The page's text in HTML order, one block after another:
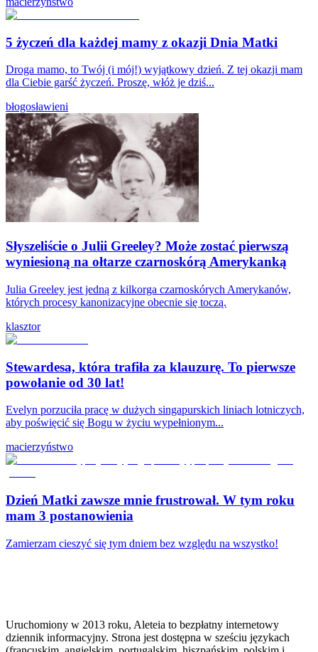
5 życzeń dla każdej mamy z okazji Dnia Matki
Droga mamo, to Twój (i mój!) wyjątkowy dzień. Z tej okazji mam
dla Ciebie garść życzeń. Proszę, włóż je dziś...
błogosławieni
Słyszeliście o Julii Greeley? Może zostać pierwszą
wyniesioną na ołtarze czarnoskórą Amerykanką
Julia Greeley jest jedną z kilkorga czarnoskórych Amerykanów,
których procesy kanonizacyjne obecnie się toczą.
klasztor
Stewardesa, która trafiła za klauzurę. To pierwsze
powołanie od 30 lat!
Evelyn porzuciła pracę w dużych singapurskich liniach lotniczych,
aby poświęcić się Bogu w życiu wypełnionym...
macierzyństwo
Dzień Matki zawsze mnie frustrował. W tym roku
mam 3 postanowienia
Zamierzam cieszyć się tym dniem bez względu na wszystko!
Uruchomiony w 2013 roku, Aleteia to bezpłatny internetowy
dziennik informacyjny. Strona jest dostępna w sześciu językach